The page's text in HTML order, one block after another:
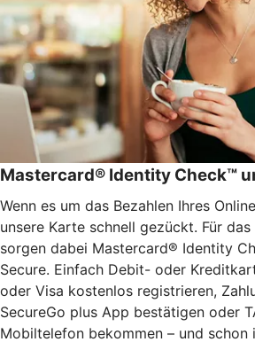
Mastercard® Identity Check™
Wenn es um das Bezahlen Ihres
unsere Karte schnell gezückt. Für das
sorgen dabei Mastercard® Identity
Secure. Einfach Debit- oder
oder Visa kostenlos registrieren,
SecureGo plus App bestätigen oder
Mobiltelefon bekommen – und schon